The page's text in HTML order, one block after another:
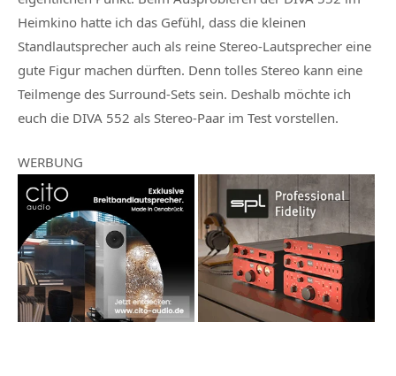
Heimkino hatte ich das Gefühl, dass die kleinen
Standlautsprecher auch als reine Stereo-Lautsprecher eine
gute Figur machen dürften. Denn tolles Stereo kann eine
Teilmenge des Surround-Sets sein. Deshalb möchte ich
euch die DIVA 552 als Stereo-Paar im Test vorstellen.
WERBUNG